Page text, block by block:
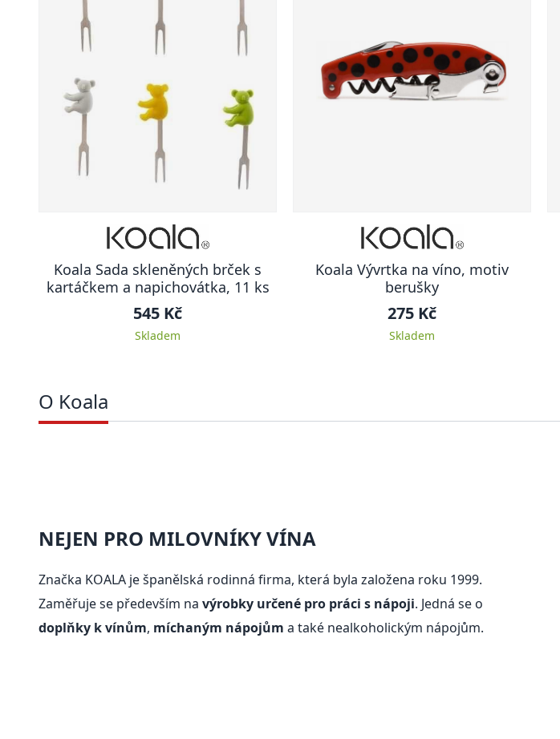
Koala Sada skleněných brček s
kartáčkem a napichovátka, 11 ks
545 Kč
Skladem
Koala Vývrtka na víno, motiv
berušky
275 Kč
Skladem
O Koala
NEJEN PRO MILOVNÍKY VÍNA
Značka KOALA je španělská rodinná firma, která byla založena roku 1999.
Zaměřuje se především na výrobky určené pro práci s nápoji. Jedná se o
doplňky k vínům, míchaným nápojům a také nealkoholickým nápojům.